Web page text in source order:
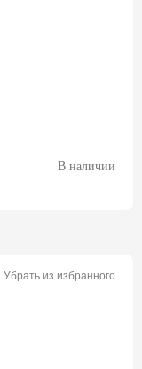
В наличии
Убрать из избранного